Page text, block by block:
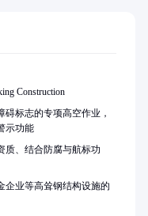
Construction
标志的专项高空作业，
示功能
质、结合防腐与航标功
企业等高耸钢结构设施的